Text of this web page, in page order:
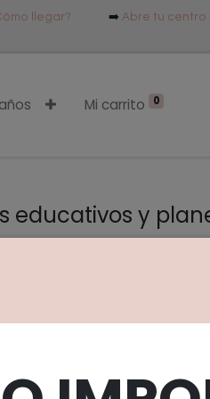
llegar? ➡️Abre tu centro
Mi carrito 0
educativos y
de toda la familia, para
y luz negra.